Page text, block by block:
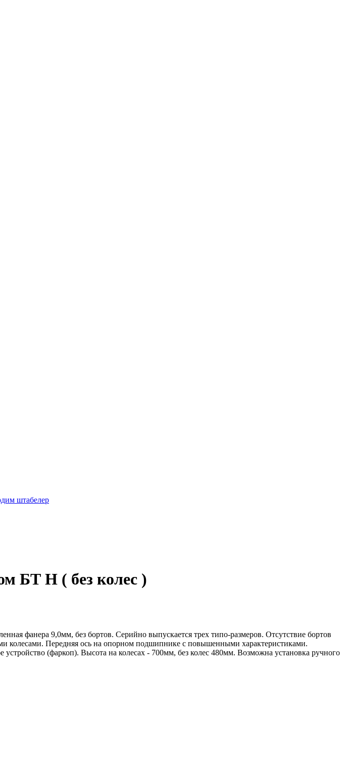
штабелер
БТ Н ( без колес )
фанера 9,0мм, без бортов. Серийно выпускается трех типо-размеров. Отсутствие бортов
колесами. Передняя ось на опорном подшипнике с повышенными характеристиками.
(фаркоп). Высота на колесах - 700мм, без колес 480мм. Возможна установка ручного